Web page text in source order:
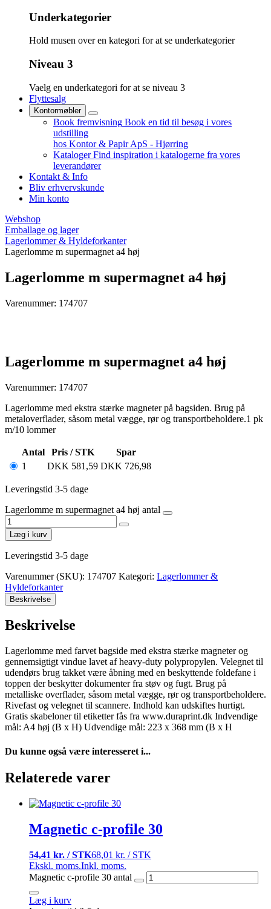
Underkategorier
Hold musen over en kategori for at se underkategorier
Niveau 3
Vaelg en underkategori for at se niveau 3
Flyttesalg
Kontormøbler
Book fremvisning Book en tid til besøg i vores
udstilling
hos Kontor & Papir ApS - Hjørring
Kataloger Find inspiration i katalogerne fra vores
leverandører
Kontakt & Info
Bliv erhvervskunde
Min konto
Webshop
Emballage og lager
Lagerlommer & Hyldeforkanter
Lagerlomme m supermagnet a4 høj
Lagerlomme m supermagnet a4 høj
Varenummer: 174707
Lagerlomme m supermagnet a4 høj
Varenummer: 174707
Lagerlomme med ekstra stærke magneter på bagsiden. Brug på
metaloverflader, såsom metal vægge, rør og transportbeholdere.1 pk
m/10 lommer
Antal Pris / STK
Spar
1
DKK 581,59 DKK 726,98
Leveringstid 3-5 dage
Lagerlomme m supermagnet a4 høj antal
Læg i kurv
Leveringstid 3-5 dage
Varenummer (SKU): 174707 Kategori: Lagerlommer &
Hyldeforkanter
Beskrivelse
Beskrivelse
Lagerlomme med farvet bagside med ekstra stærke magneter og
gennemsigtigt vindue lavet af heavy-duty polypropylen. Velegnet til
udendørs brug takket være åbning med en beskyttende foldefane i
toppen der beskytter dokumenter fra støv og fugt. Brug på
metalliske overflader, såsom metal vægge, rør og transportbeholdere.
Rivefast og velegnet til scannere. Indhold kan udskiftes hurtigt.
Gratis skabeloner til etiketter fås fra www.duraprint.dk Indvendige
mål: A4 høj (B x H) Udvendige mål: 223 x 368 mm (B x H
Du kunne også være interesseret i...
Relaterede varer
Magnetic c-profile 30
54,41 kr. / STK68,01 kr. / STK
Ekskl. moms.Inkl. moms.
Magnetic c-profile 30 antal
Læg i kurv